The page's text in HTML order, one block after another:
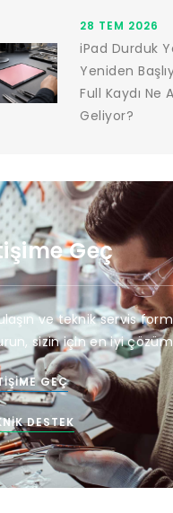
28 TEM 2026
iPad Durduk
Yeniden
Full Kaydı Ne
Geliyor?
Geç
ve teknik servis
sizin için en iyi
GEÇ
DESTEK